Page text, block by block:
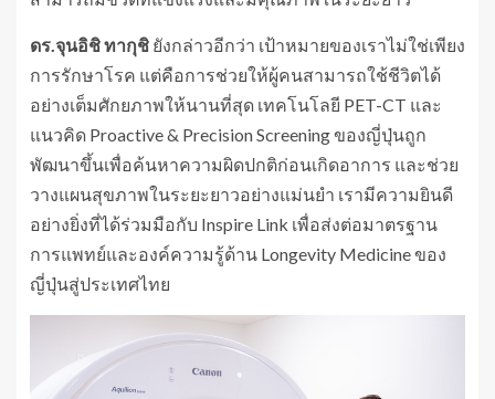
ดร.จุนอิชิ ทากุชิ ยังกล่าวอีกว่า เป้าหมายของเราไม่ใช่เพียง
การรักษาโรค แต่คือการช่วยให้ผู้คนสามารถใช้ชีวิตได้
อย่างเต็มศักยภาพให้นานที่สุด เทคโนโลยี PET-CT และ
แนวคิด Proactive & Precision Screening ของญี่ปุ่นถูก
พัฒนาขึ้นเพื่อค้นหาความผิดปกติก่อนเกิดอาการ และช่วย
วางแผนสุขภาพในระยะยาวอย่างแม่นยำ เรามีความยินดี
อย่างยิ่งที่ได้ร่วมมือกับ Inspire Link เพื่อส่งต่อมาตรฐาน
การแพทย์และองค์ความรู้ด้าน Longevity Medicine ของ
ญี่ปุ่นสู่ประเทศไทย